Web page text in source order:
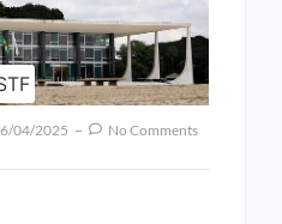
04/2025 No Comments